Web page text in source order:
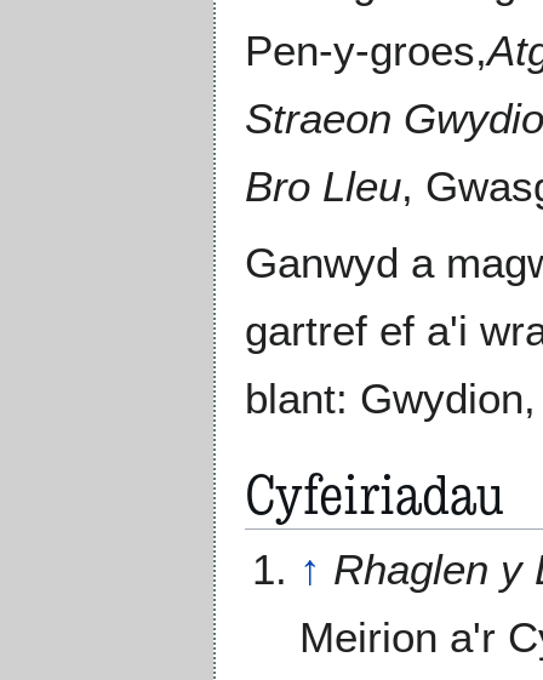
Pen-y-groes,
Straeon
Bro Lleu,
Ganwyd a
gartref ef a'i
blant:
Cyfeiriadau
↑ Rhaglen y
Meirion a'r